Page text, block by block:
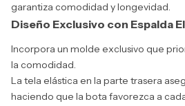
garantiza comodidad y longevidad.
Diseño Exclusivo con Espalda
Incorpora un molde exclusivo que
la comodidad.
La tela elástica en la parte trasera
haciendo que la bota favorezca a